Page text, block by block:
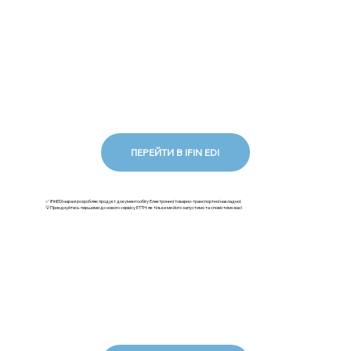
ПЕРЕЙТИ В IFIN EDI
✅ iFinEDI наразі розробляє продукт документообігу Електронної товарно-транспортної накладної.
💡Приєднуйтесь першими до нового сервісу ЕТТН: як тільки ми його запустимо та сповістимо вас!